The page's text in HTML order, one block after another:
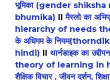
भूमिका (gender
bhumika) IIमैस्लो का
hierarchy of needs
के अधिगम के
hindi) II थार्नडाइक का
theory of learning in
शैक्षिक विचार , जीवन दर्शन,